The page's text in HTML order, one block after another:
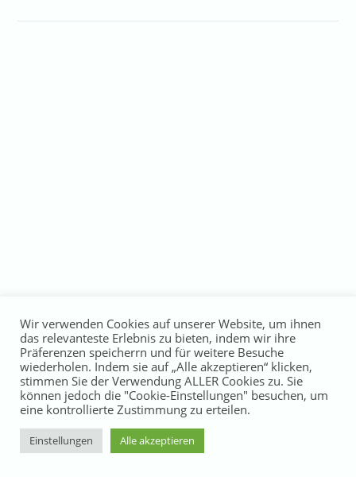
Wir verwenden Cookies auf unserer Website, um ihnen
das relevanteste Erlebnis zu bieten, indem wir ihre
Präferenzen speicherrn und für weitere Besuche
wiederholen. Indem sie auf „Alle akzeptieren“ klicken,
stimmen Sie der Verwendung ALLER Cookies zu. Sie
können jedoch die "Cookie-Einstellungen" besuchen, um
eine kontrollierte Zustimmung zu erteilen.
Einstellungen Alle akzeptieren